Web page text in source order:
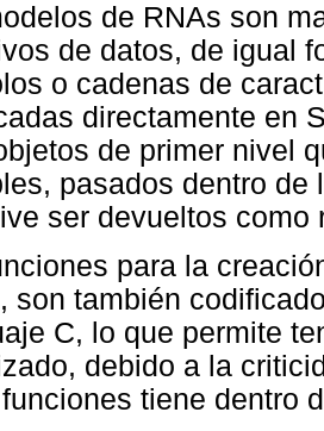
de RNAs son
de datos, de igual
o cadenas de
directamente en
de primer nivel
pasados dentro de
ser devueltos como
para la
son también
C, lo que permite
debido a la
tiene dentro